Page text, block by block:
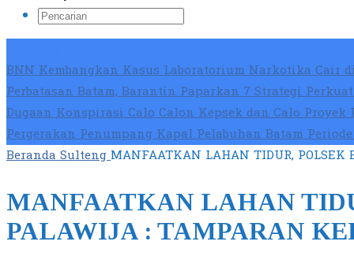
BNN Kembangkan Kasus Laboratorium Narkotika Cair
Perbatasan Batam, Barantin Paparkan 7 Strategi
Dugaan Konspirasi Calo Calon Kepsek dan Calo Proyek
Pergerakan Penumpang Kapal Pelabuhan Batam
BerandaSulteng MANFAATKAN LAHAN TIDUR,
MANFAATKAN LAHAN
PALAWIJA : TAMPARAN